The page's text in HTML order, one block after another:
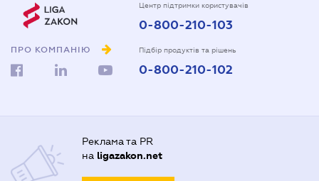
ПРО КОМПАНІЮ
Центр підтримки користувачів
0-800-210-103
Підбір продуктів та рішень
0-800-210-102
Реклама та PR
на ligazakon.net